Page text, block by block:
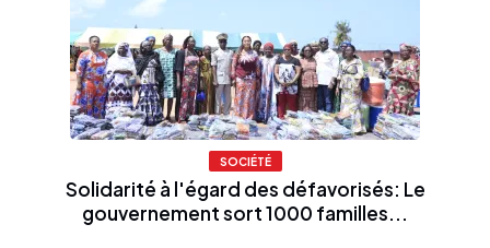
SOCIÉTÉ
Solidarité à l'égard des défavorisés: Le
gouvernement sort 1000 familles...